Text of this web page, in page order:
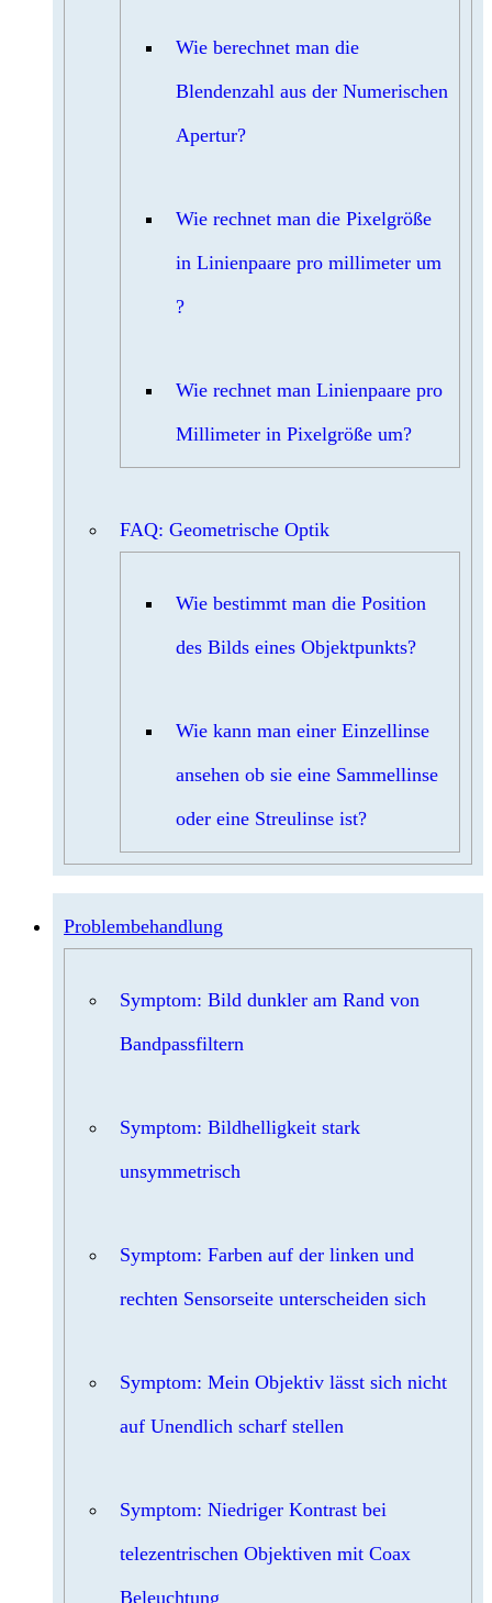
Wie berechnet man die
Blendenzahl aus der Numerischen
Apertur?
Wie rechnet man die Pixelgröße
in Linienpaare pro millimeter um
?
Wie rechnet man Linienpaare pro
Millimeter in Pixelgröße um?
FAQ: Geometrische Optik
Wie bestimmt man die Position
des Bilds eines Objektpunkts?
Wie kann man einer Einzellinse
ansehen ob sie eine Sammellinse
oder eine Streulinse ist?
Problembehandlung
Symptom: Bild dunkler am Rand von
Bandpassfiltern
Symptom: Bildhelligkeit stark
unsymmetrisch
Symptom: Farben auf der linken und
rechten Sensorseite unterscheiden sich
Symptom: Mein Objektiv lässt sich nicht
auf Unendlich scharf stellen
Symptom: Niedriger Kontrast bei
telezentrischen Objektiven mit Coax
Beleuchtung